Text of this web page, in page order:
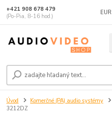
EUR
+421 908 678 479
(Po-Pia, 8-16 hod.)
Úvod Komerčné (PA) audio systémy
3212DZ